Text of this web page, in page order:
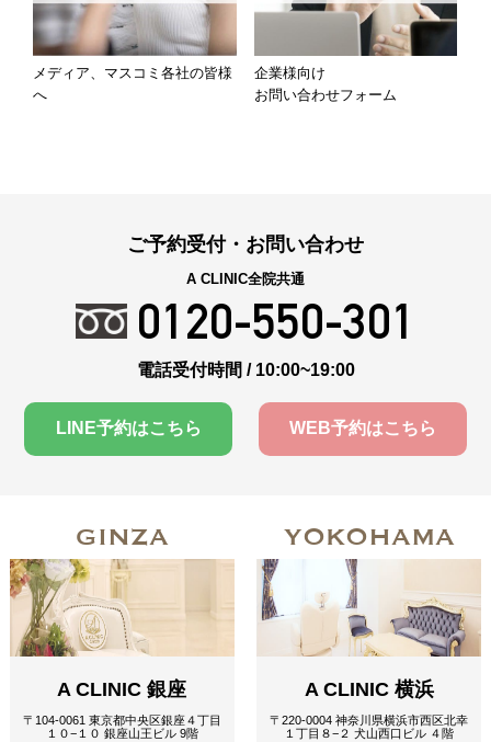
メディア、マスコミ各社の皆様
へ
企業様向け
お問い合わせフォーム
ご予約受付・お問い合わせ
A CLINIC全院共通
0120-550-301
電話受付時間 / 10:00~19:00
LINE予約はこちら WEB予約はこちら
GINZA
A CLINIC 銀座
〒104-0061 東京都中央区銀座４丁目
１０−１０ 銀座山王ビル 9階
YOKOHAMA
A CLINIC 横浜
〒220-0004 神奈川県横浜市西区北幸
１丁目８−２ 犬山西口ビル ４階